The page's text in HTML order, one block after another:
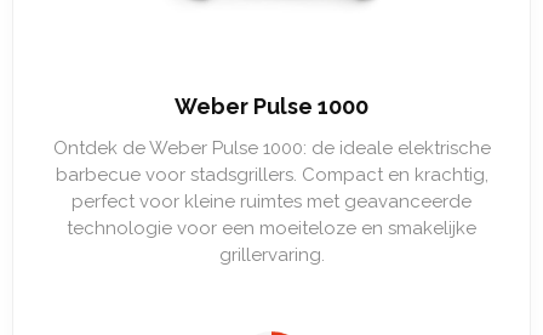
Weber Pulse 1000
Ontdek de Weber Pulse 1000: de ideale elektrische
barbecue voor stadsgrillers. Compact en krachtig,
perfect voor kleine ruimtes met geavanceerde
technologie voor een moeiteloze en smakelijke
grillervaring.